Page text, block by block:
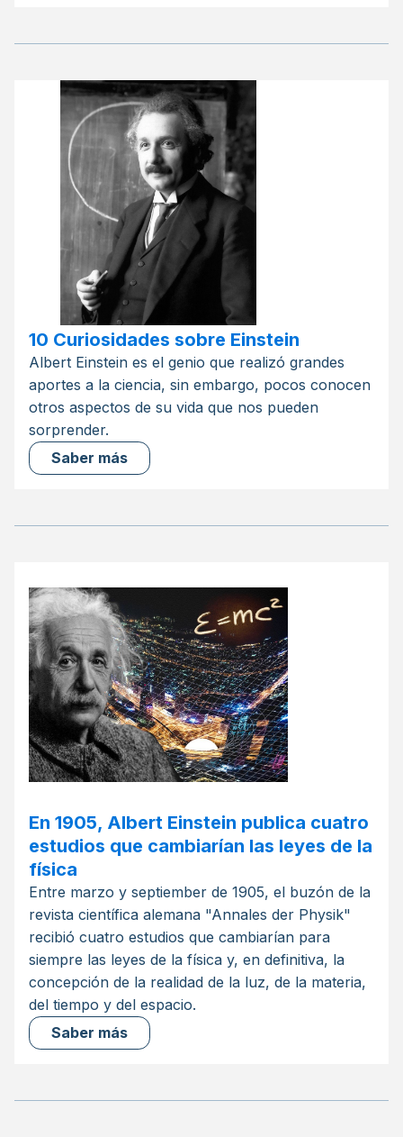
10 Curiosidades sobre Einstein
Albert Einstein es el genio que realizó grandes
aportes a la ciencia, sin embargo, pocos conocen
otros aspectos de su vida que nos pueden
sorprender.
Saber más
En 1905, Albert Einstein publica cuatro
estudios que cambiarían las leyes de la
física
Entre marzo y septiember de 1905, el buzón de la
revista científica alemana "Annales der Physik"
recibió cuatro estudios que cambiarían para
siempre las leyes de la física y, en definitiva, la
concepción de la realidad de la luz, de la materia,
del tiempo y del espacio.
Saber más